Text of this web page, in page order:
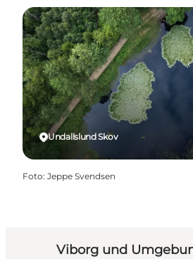
Undallslund Skov
Foto: Jeppe Svendsen
Viborg und